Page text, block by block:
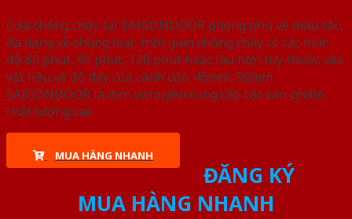
Cửa chống cháy tại SAIGONDOOR phong phú về màu sắc,
đa dạng về chủng loại, thời gian chống cháy có các mức
độ 60 phút, 90 phút, 120 phút hoặc lâu hơn tùy thuộc vào
vật liệu và độ dày của cánh cửa: 45mm, 50mm.
SAIGONDOOR là đơn vị chuyên cung cấp các sản phẩm
chất lượng cao.
MUA HÀNG NHANH
ĐĂNG KÝ
MUA HÀNG NHANH